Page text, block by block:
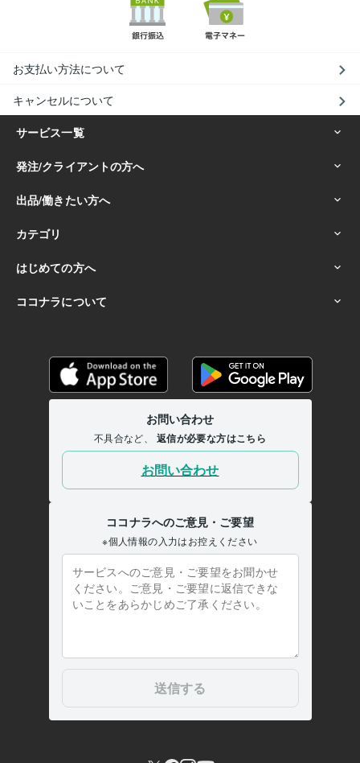
お支払い方法について
キャンセルについて